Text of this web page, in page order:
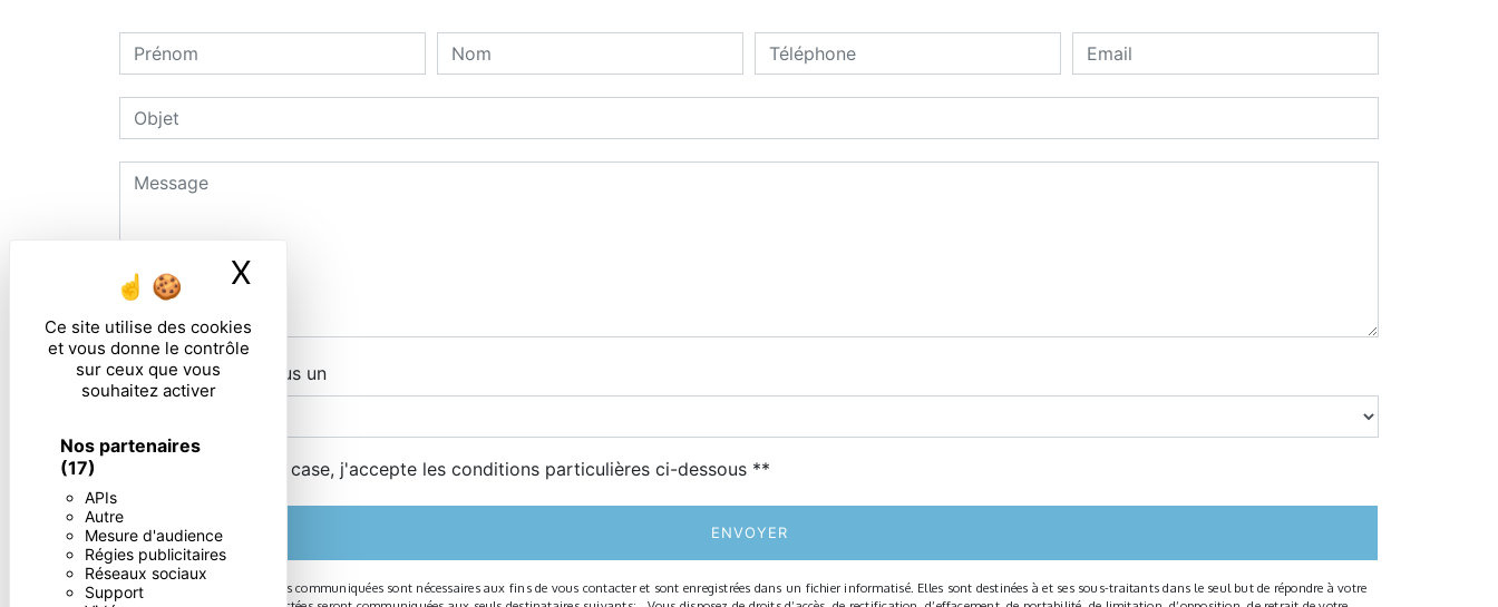
Ce site utilise des cookies
et vous donne le contrôle
sur ceux que vous
souhaitez activer
Nos partenaires
(17)
APIs
Autre
Mesure d'audience
Régies publicitaires
Réseaux sociaux
Support
X
Combien font un plus un
En cochant cette case, j'accepte les conditions particulières ci-dessous **
ENVOYER
** Les données personnelles communiquées sont nécessaires aux fins de vous contacter et sont enregistrées dans un fichier informatisé. Elles sont destinées à et ses sous-traitants dans le seul but de répondre à votre